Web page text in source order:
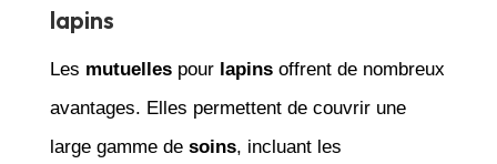
lapins
Les mutuellespour lapinsoffrent de nombreux
avantages. Elles permettent de couvrir une
large gamme de soins, incluant les